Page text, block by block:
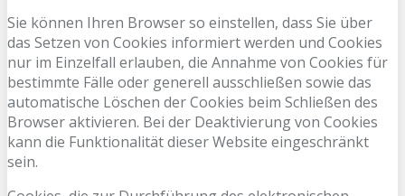
Sie können Ihren Browser so einstellen, dass Sie über
das Setzen von Cookies informiert werden und Cookies
nur im Einzelfall erlauben, die Annahme von Cookies für
bestimmte Fälle oder generell ausschließen sowie das
automatische Löschen der Cookies beim Schließen des
Browser aktivieren. Bei der Deaktivierung von Cookies
kann die Funktionalität dieser Website eingeschränkt
sein.